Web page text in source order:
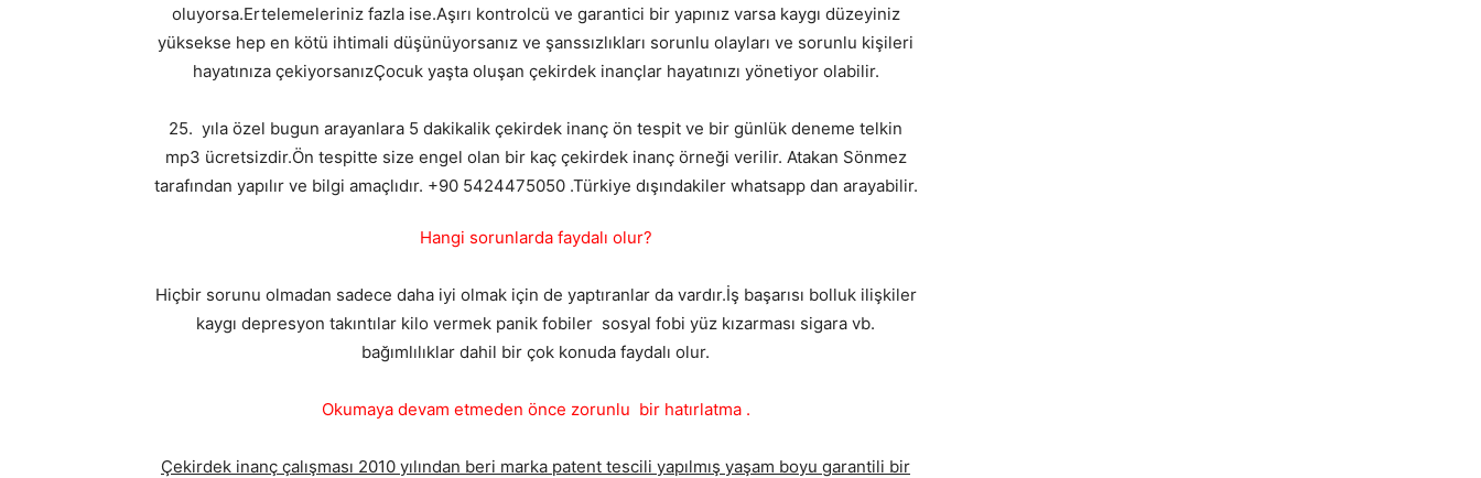
oluyorsa.Ertelemeleriniz fazla ise.Aşırı kontrolcü ve garantici bir yapınız varsa kaygı düzeyiniz
yüksekse hep en kötü ihtimali düşünüyorsanız ve şanssızlıkları sorunlu olayları ve sorunlu kişileri
hayatınıza çekiyorsanızÇocuk yaşta oluşan çekirdek inançlar hayatınızı yönetiyor olabilir.
25. yıla özel bugun arayanlara 5 dakikalik çekirdek inanç ön tespit ve bir günlük deneme telkin
mp3 ücretsizdir.Ön tespitte size engel olan bir kaç çekirdek inanç örneği verilir. Atakan Sönmez
tarafından yapılır ve bilgi amaçlıdır. +90 5424475050 .Türkiye dışındakiler whatsapp dan arayabilir.
Hangi sorunlarda faydalı olur?
Hiçbir sorunu olmadan sadece daha iyi olmak için de yaptıranlar da vardır.İş başarısı bolluk ilişkiler
kaygı depresyon takıntılar kilo vermek panik fobiler sosyal fobi yüz kızarması sigara vb.
bağımlılıklar dahil bir çok konuda faydalı olur.
Okumaya devam etmeden önce zorunlu bir hatırlatma .
Çekirdek inanç çalışması 2010 yılından beri marka patent tescili yapılmış yaşam boyu garantili bir